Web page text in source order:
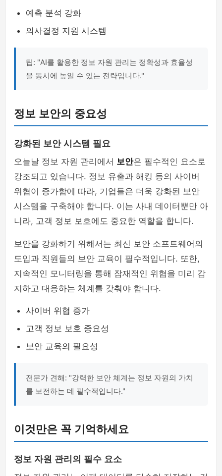
예측 분석 강화
의사결정 지원 시스템
팁: "AI를 활용한 정보 자원 관리는 정확성과 효율성
을 동시에 높일 수 있는 전략입니다."
정보 보안의 중요성
강화된 보안 시스템 필요
오늘날 정보 자원 관리에서 보안은 필수적인 요소로
강조되고 있습니다. 정보 유출과 해킹 등의 사이버
위협이 증가함에 따라, 기업들은 더욱 강화된 보안
시스템을 구축해야 합니다. 이는 사내 데이터뿐만 아
니라, 고객 정보 보호에도 중요한 역할을 합니다.
보안을 강화하기 위해서는 최신 보안 소프트웨어의
도입과 직원들의 보안 교육이 필수적입니다. 또한,
지속적인 모니터링을 통해 잠재적인 위협을 미리 감
지하고 대응하는 체계를 갖춰야 합니다.
사이버 위협 증가
고객 정보 보호 중요성
보안 교육의 필요성
전문가 견해: "강력한 보안 체계는 정보 자원의 가치
를 보전하는 데 필수적입니다."
이것만은 꼭 기억하세요
정보 자원 관리의 필수 요소